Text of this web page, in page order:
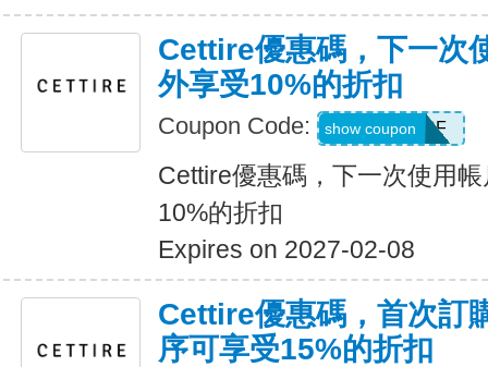
Cettire優惠碼，下一次
外享受10%的折扣
Coupon Code: ACCOUNTSF
show coupon
Cettire優惠碼，下一次使用
10%的折扣
Expires on 2027-02-08
Cettire優惠碼，首次訂
序可享受15%的折扣